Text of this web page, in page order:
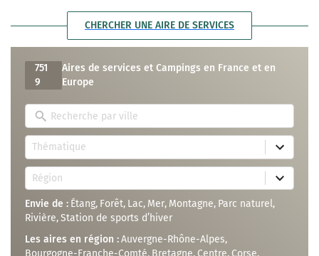
CHERCHER UNE AIRE DE SERVICES
751
9
Aires de services et Campings en France et en
Europe
A
c
r
t
t
Thématique
8
e
s
s
v
Région
1
7
r
e
s
u
l
Envie de : Étang, Forêt, Lac, Mer, Montagne, Parc naturel,
Rivière,Station de sports d’hiver
Les aires en région :Auvergne-Rhône-Alpes,